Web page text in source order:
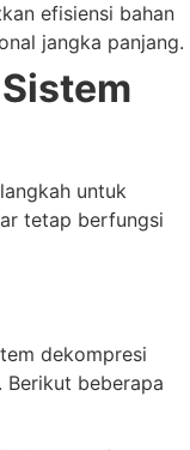
efisiensi bahan
jangka panjang.
untuk
tetap berfungsi
dekompresi
beberapa